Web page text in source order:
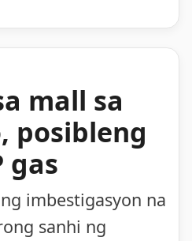
mall sa
posibleng
gas
imbestigasyon na
sanhi ng